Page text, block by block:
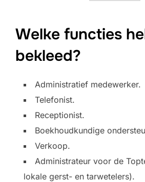
Welke functies
bekleed?
Administratief medewerker.
Telefonist.
Receptionist.
Boekhoudkundige
Verkoop.
Administrateur voor de
lokale gerst- en tarwetelers).